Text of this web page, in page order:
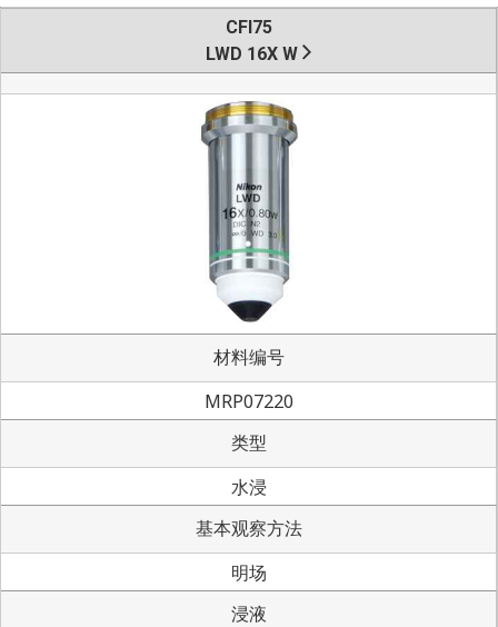
CFI75
LWD 16X W
材料编号
MRP07220
类型
水浸
基本观察方法
明场
浸液